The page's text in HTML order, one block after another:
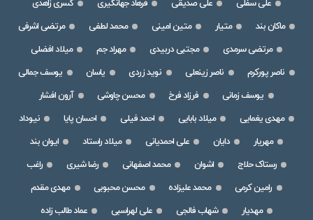
علی سفلی علی صدیقی فرهاد جهانگیری
کسری زاهدی
ماکان بند
متیار متین امینی محمد لطفی
مرتضی اشرفی
مرتضی سرمدی
مجتبی دربیدی مهراد جم
میلاد افضلی
ناصر پورکرم
ناصر زینعلی نوید زردی یاسان
یوسف جمالی
یوسف زمانی
فرزاد فرخ محسن چاوشی
آرون افشار
مهدی یغمایی
میلاد بابایی احمد فیلی احسان پایا
نیوداد
مهریار
دایان علی احمدیانی میلاد راستاد
ایوان بند
رستاک حلاج
اشوان محمد اصفهانی رضا شیری
راغب
رامین کرمی
محمد علیزاده محسن محبوبی
مهدی مقدم
مهدیار
شهاب فالجی علی لهراسبی
عماد طالب زاده